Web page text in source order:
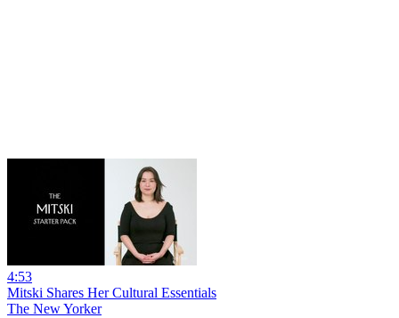
4:53
Mitski Shares Her Cultural Essentials
The New Yorker